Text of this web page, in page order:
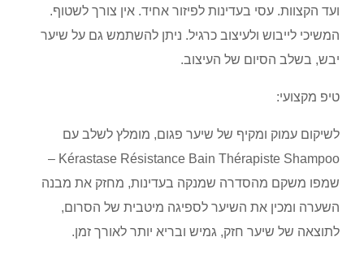
ועד הקצוות. עסי בעדינות לפיזור אחיד. אין צורך לשטוף.
המשיכי לייבוש ולעיצוב כרגיל. ניתן להשתמש גם על שיער
יבש, בשלב הסיום של העיצוב.
טיפ מקצועי:
לשיקום עמוק ומקיף של שיער פגום, מומלץ לשלב עם
Kérastase Résistance Bain Thérapiste Shampoo –
שמפו משקם מהסדרה שמנקה בעדינות, מחזק את מבנה
השערה ומכין את השיער לספיגה מיטבית של הסרום,
לתוצאה של שיער חזק, גמיש ובריא יותר לאורך זמן.